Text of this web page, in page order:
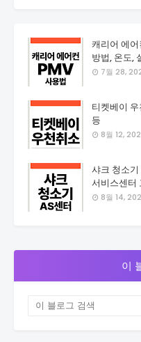
캐리어 에
방법, 온도,
7월 28,
티켓베이
등
8월 12,
샤크 청소
서비스센터
8월 14,
이